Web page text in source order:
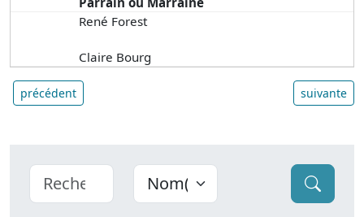
René Forest
Claire Bourg
précédent suivante